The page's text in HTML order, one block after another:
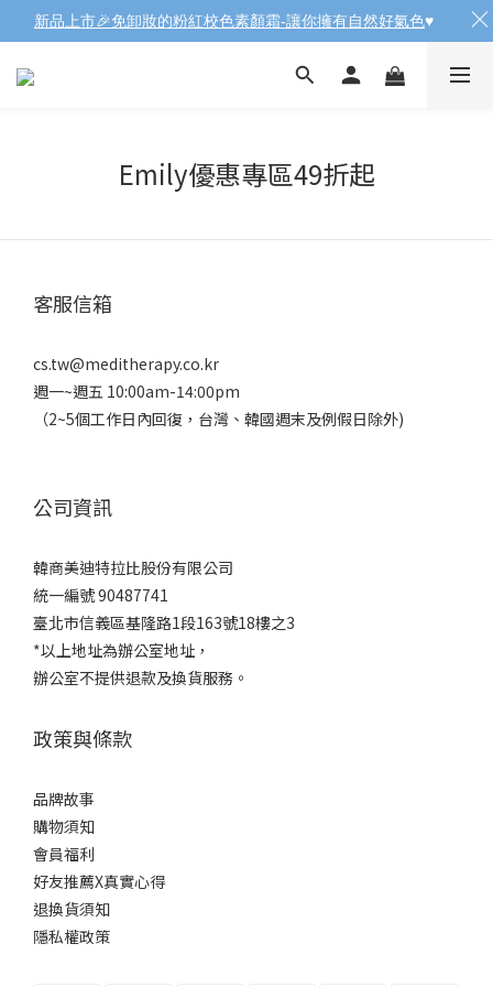
Emily優惠專區49折起
客服信箱
cs.tw@meditherapy.co.kr
週一~週五 10:00am-14:00pm
（2~5個工作日內回復，台灣、韓國週末及例假日除外)
公司資訊
韓商美迪特拉比股份有限公司
統一編號 90487741
臺北市信義區基隆路1段163號18樓之3
*以上地址為辦公室地址，
辦公室不提供退款及換貨服務。
政策與條款
品牌故事
購物須知
會員福利
好友推薦X真實心得
退換貨須知
隱私權政策
新品上市🎉免卸妝的粉紅校色素顏霜-讓你擁有自然好氣色♥️